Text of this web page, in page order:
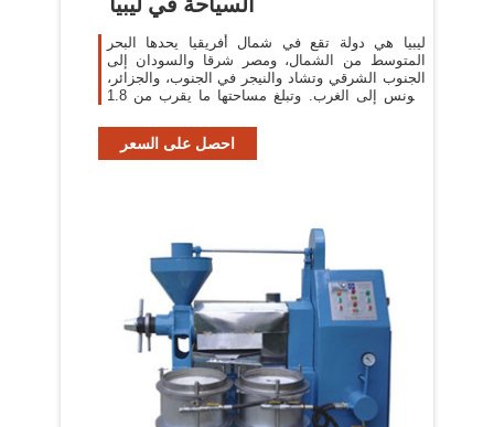
ليبيا هي دولة تقع في شمال أفريقيا يحدها البحر
المتوسط من الشمال، ومصر شرقا والسودان إلى
الجنوب الشرقي وتشاد والنيجر في الجنوب، والجزائر،
وتونس إلى الغرب. وتبلغ مساحتها ما يقرب من 1.8
احصل على السعر